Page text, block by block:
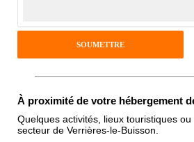
Antispam - Combien font 7x4 (en
chiffres) :
À proximité de votre hébergement
Quelques activités, lieux touristiques
secteur de Verrières-le-Buisson.